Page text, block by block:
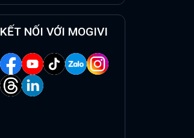
KẾT NỐI VỚI MOGIVI